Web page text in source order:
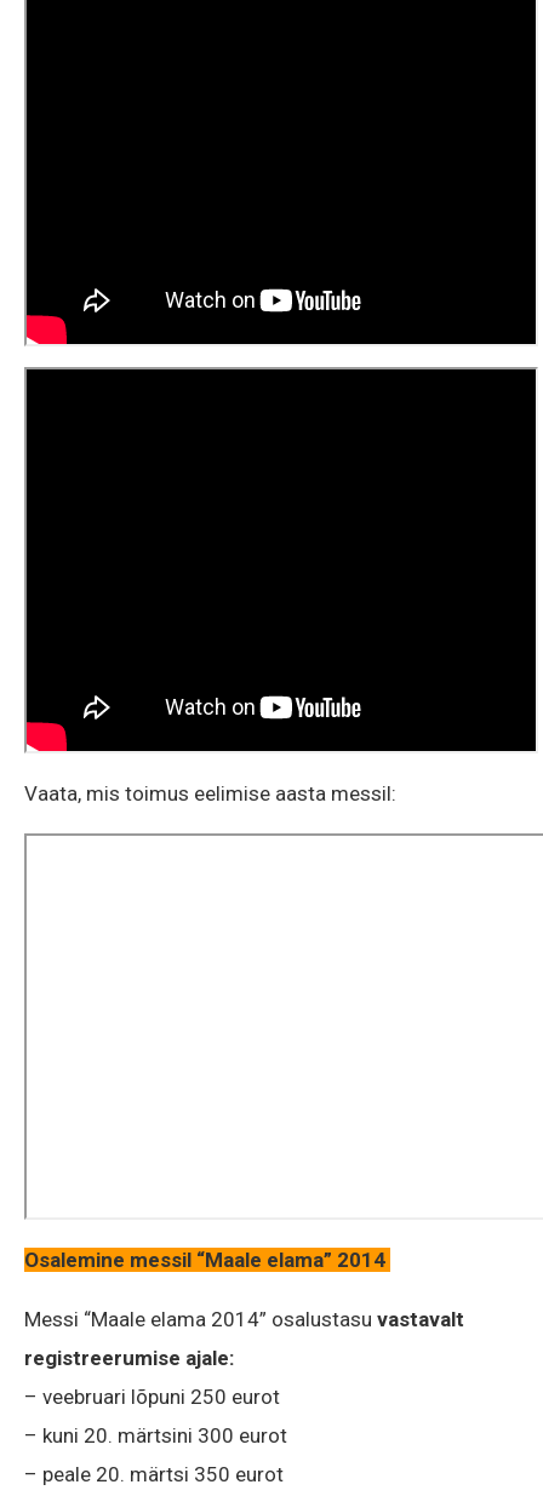
Vaata, mis toimus eelimise aasta messil:
Osalemine messil “Maale elama” 2014
Messi “Maale elama 2014” osalustasu vastavalt
registreerumise ajale:
– veebruari lõpuni 250 eurot
– kuni 20. märtsini 300 eurot
– peale 20. märtsi 350 eurot